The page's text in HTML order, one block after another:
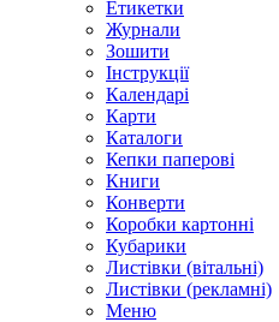
Етикетки
Журнали
Зошити
Інструкції
Календарі
Карти
Каталоги
Кепки паперові
Книги
Конверти
Коробки картонні
Кубарики
Листівки (вітальні)
Листівки (рекламні)
Меню